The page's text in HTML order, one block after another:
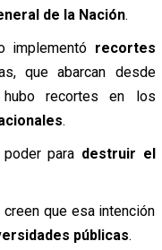
de la Nación.
implementó recortes
que abarcan desde
hubo recortes en los
.
para destruir el
que esa intención
públicas.